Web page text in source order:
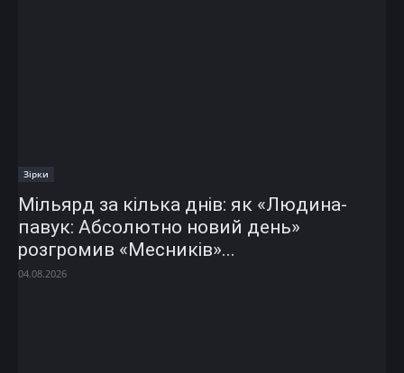
Зірки
Мільярд за кілька днів: як «Людина-
павук: Абсолютно новий день»
розгромив «Месників»...
04.08.2026